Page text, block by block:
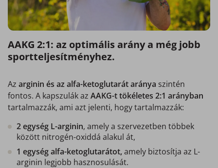
AAKG 2:1: az optimális arány a még jobb
sportteljesítményhez.
Az arginin és az alfa-ketoglutarát aránya szintén
fontos. A kapszulák az AAKG-t tökéletes 2:1 arányban
tartalmazzák, ami azt jelenti, hogy tartalmazzák:
2 egység L-arginin, amely a szervezetben többek
között nitrogén-oxiddá alakul át,
1 egység alfa-ketoglutarátot,amely biztosítja az L-
arginin legjobb hasznosulását.